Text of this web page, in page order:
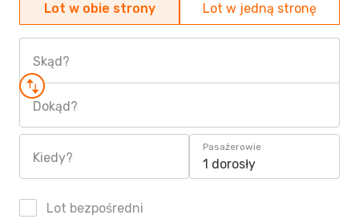
Lot w obie strony Lot w jedną stronę
Skąd?
Dokąd?
Kiedy?
Pasażerowie
1 dorosły
Lot bezpośredni